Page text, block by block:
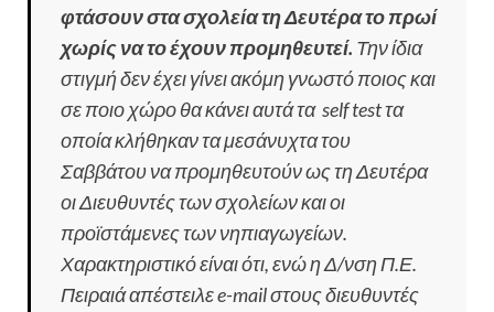
φτάσουν στα σχολεία τη Δευτέρα το πρωί
χωρίς να το έχουν προμηθευτεί. Την ίδια
στιγμή δεν έχει γίνει ακόμη γνωστό ποιος και
σε ποιο χώρο θα κάνει αυτά τα self test τα
οποία κλήθηκαν τα μεσάνυχτα του
Σαββάτου να προμηθευτούν ως τη Δευτέρα
οι Διευθυντές των σχολείων και οι
προϊστάμενες των νηπιαγωγείων.
Χαρακτηριστικό είναι ότι, ενώ η Δ/νση Π.Ε.
Πειραιά απέστειλε e-mail στους διευθυντές